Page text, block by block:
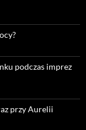
podczas imprez
przy Aurelii